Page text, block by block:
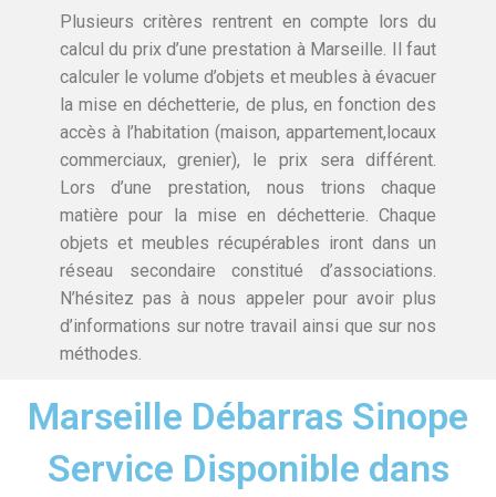
Plusieurs critères rentrent en compte lors du
calcul du prix d’une prestation à Marseille. Il faut
calculer le volume d’objets et meubles à évacuer
la mise en déchetterie, de plus, en fonction des
accès à l’habitation (maison, appartement,locaux
commerciaux, grenier), le prix sera différent.
Lors d’une prestation, nous trions chaque
matière pour la mise en déchetterie. Chaque
objets et meubles récupérables iront dans un
réseau secondaire constitué d’associations.
N’hésitez pas à nous appeler pour avoir plus
d’informations sur notre travail ainsi que sur nos
méthodes.
Marseille Débarras Sinope
Service Disponible dans